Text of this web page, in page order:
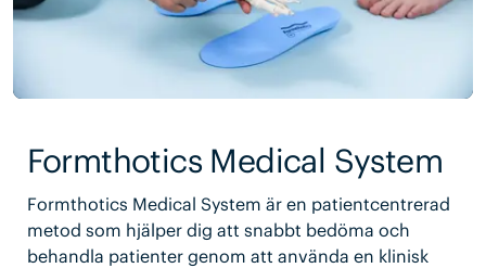
Formthotics Medical System
Formthotics Medical System är en patientcentrerad
metod som hjälper dig att snabbt bedöma och
behandla patienter genom att använda en klinisk